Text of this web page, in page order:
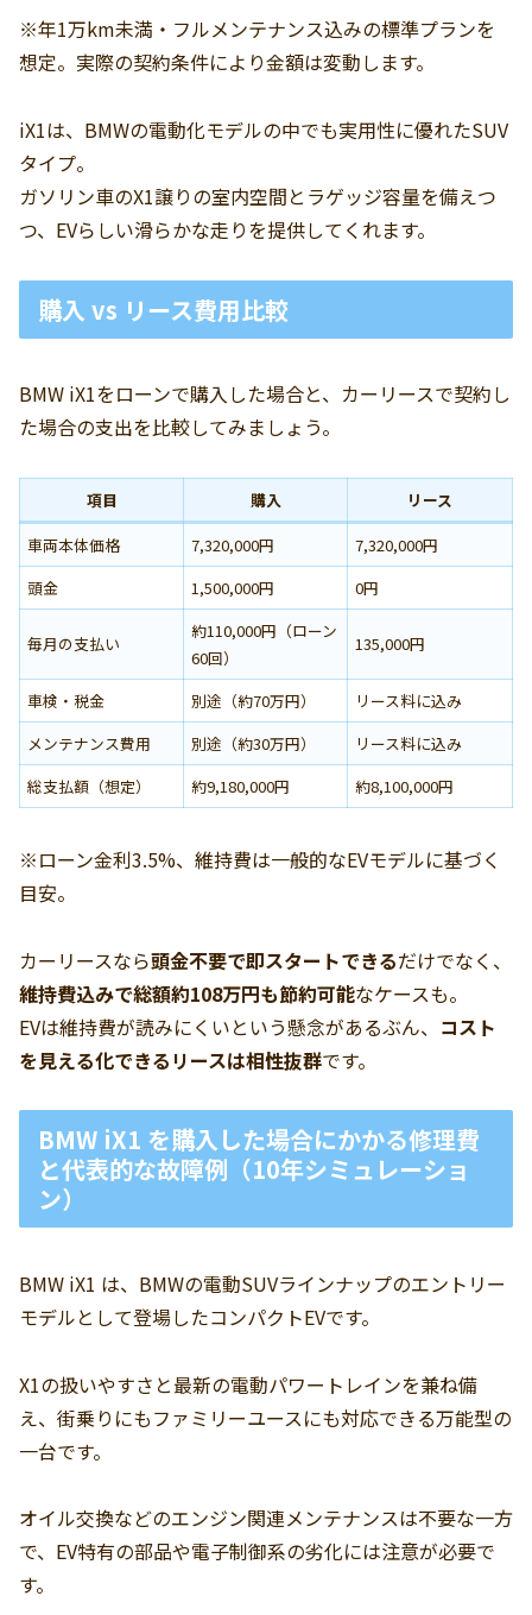
※年1万km未満・フルメンテナンス込みの標準プランを
想定。実際の契約条件により金額は変動します。
iX1は、BMWの電動化モデルの中でも実用性に優れたSUV
タイプ。
ガソリン車のX1譲りの室内空間とラゲッジ容量を備えつ
つ、EVらしい滑らかな走りを提供してくれます。
購入 vs リース費用比較
BMW iX1をローンで購入した場合と、カーリースで契約し
た場合の支出を比較してみましょう。
項目 購入
リース
車両本体価格
7,320,000円
7,320,000円
頭金
1,500,000円 0円
毎月の支払い
約110,000円（ローン
60回）
135,000円
車検・税金 別途（約70万円）
リース料に込み
メンテナンス費用
別途（約30万円）
リース料に込み
総支払額（想定）
約9,180,000円 約8,100,000円
※ローン金利3.5%、維持費は一般的なEVモデルに基づく
目安。
カーリースなら頭金不要で即スタートできるだけでなく、
維持費込みで総額約108万円も節約可能なケースも。
EVは維持費が読みにくいという懸念があるぶん、 コスト
を見える化できるリースは相性抜群です。
BMW iX1 を購入した場合にかかる修理費
と代表的な故障例（10年シミュレーショ
ン）
BMW iX1 は、BMWの電動SUVラインナップのエントリー
モデルとして登場したコンパクトEVです。
X1の扱いやすさと最新の電動パワートレインを兼ね備
え、街乗りにもファミリーユースにも対応できる万能型の
一台です。
オイル交換などのエンジン関連メンテナンスは不要な一方
で、EV特有の部品や電子制御系の劣化には注意が必要で
す。